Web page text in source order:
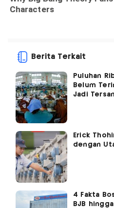
Berita Terkait
Puluhan
Belum
Jadi
Erick
dengan
4 Fakta
BJB